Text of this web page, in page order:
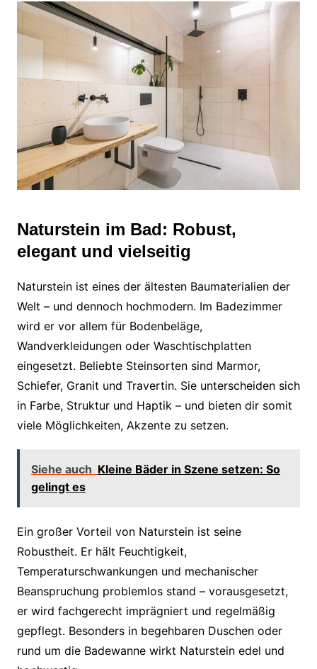
Naturstein im Bad: Robust,
elegant und vielseitig
Naturstein ist eines der ältesten Baumaterialien der
Welt – und dennoch hochmodern. Im Badezimmer
wird er vor allem für Bodenbeläge,
Wandverkleidungen oder Waschtischplatten
eingesetzt. Beliebte Steinsorten sind Marmor,
Schiefer, Granit und Travertin. Sie unterscheiden sich
in Farbe, Struktur und Haptik – und bieten dir somit
viele Möglichkeiten, Akzente zu setzen.
Siehe auch Kleine Bäder in Szene setzen: So
gelingt es
Ein großer Vorteil von Naturstein ist seine
Robustheit. Er hält Feuchtigkeit,
Temperaturschwankungen und mechanischer
Beanspruchung problemlos stand – vorausgesetzt,
er wird fachgerecht imprägniert und regelmäßig
gepflegt. Besonders in begehbaren Duschen oder
rund um die Badewanne wirkt Naturstein edel und